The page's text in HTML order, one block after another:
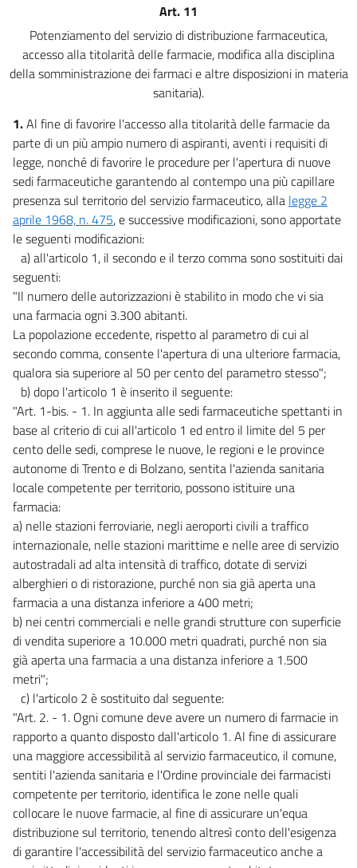
10
11
12
Capo IV
Disposizioni in materia di energia
13
14
15
16
17
18
19
20
21
22
23
24
24 bis
24 ter
Capo V
Servizi pubblici locali
25
26
26 bis
Capo VI
Servizi bancari e assicurativi
27 bis
27 ter
27 quater
27 quinquies
28
29
30
Art. 11
Potenziamento del servizio di distribuzione farmaceutica,
accesso alla titolarità delle farmacie, modifica alla disciplina
della somministrazione dei farmaci e altre disposizioni in materia
sanitaria).
1.Al fine di favorire l'accesso alla titolarità delle farmacie da
parte di un più ampio numero di aspiranti, aventi i requisiti di
legge, nonché di favorire le procedure per l'apertura di nuove
sedi farmaceutiche garantendo al contempo una più capillare
presenza sul territorio del servizio farmaceutico, alla legge 2
aprile 1968, n. 475, e successive modificazioni, sono apportate
le seguenti modificazioni:
a) all'articolo 1, il secondo e il terzo comma sono sostituiti dai
seguenti:
"Il numero delle autorizzazioni è stabilito in modo che vi sia
una farmacia ogni 3.300 abitanti.
La popolazione eccedente, rispetto al parametro di cui al
secondo comma, consente l'apertura di una ulteriore farmacia,
qualora sia superiore al 50 per cento del parametro stesso";
b) dopo l'articolo 1 è inserito il seguente:
"Art. 1-bis. - 1. In aggiunta alle sedi farmaceutiche spettanti in
base al criterio di cui all'articolo 1 ed entro il limite del 5 per
cento delle sedi, comprese le nuove, le regioni e le province
autonome di Trento e di Bolzano, sentita l'azienda sanitaria
locale competente per territorio, possono istituire una
farmacia:
a) nelle stazioni ferroviarie, negli aeroporti civili a traffico
internazionale, nelle stazioni marittime e nelle aree di servizio
autostradali ad alta intensità di traffico, dotate di servizi
alberghieri o di ristorazione, purché non sia già aperta una
farmacia a una distanza inferiore a 400 metri;
b) nei centri commerciali e nelle grandi strutture con superficie
di vendita superiore a 10.000 metri quadrati, purché non sia
già aperta una farmacia a una distanza inferiore a 1.500
metri";
c) l'articolo 2 è sostituito dal seguente:
"Art. 2. - 1. Ogni comune deve avere un numero di farmacie in
rapporto a quanto disposto dall'articolo 1. Al fine di assicurare
una maggiore accessibilità al servizio farmaceutico, il comune,
sentiti l'azienda sanitaria e l'Ordine provinciale dei farmacisti
competente per territorio, identifica le zone nelle quali
collocare le nuove farmacie, al fine di assicurare un'equa
distribuzione sul territorio, tenendo altresì conto dell'esigenza
di garantire l'accessibilità del servizio farmaceutico anche a